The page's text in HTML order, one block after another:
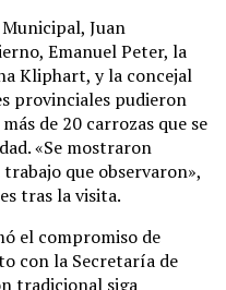
Juan
Emanuel Peter, la
Kliphart, y la concejal
provinciales pudieron
de 20 carrozas que se
«Se mostraron
que observaron»,
tras la visita.
el compromiso de
con la Secretaría de
tradicional siga